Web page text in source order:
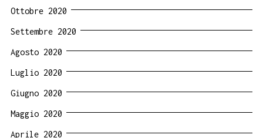
Ottobre 2020
Settembre 2020
Agosto 2020
Luglio 2020
Giugno 2020
Maggio 2020
Aprile 2020